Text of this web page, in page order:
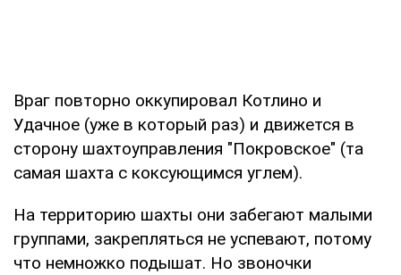
Враг повторно оккупировал Котлино и
Удачное (уже в который раз) и движется в
сторону шахтоуправления "Покровское" (та
самая шахта с коксующимся углем).
На территорию шахты они забегают малыми
группами, закрепляться не успевают, потому
что немножко подышат. Но звоночки